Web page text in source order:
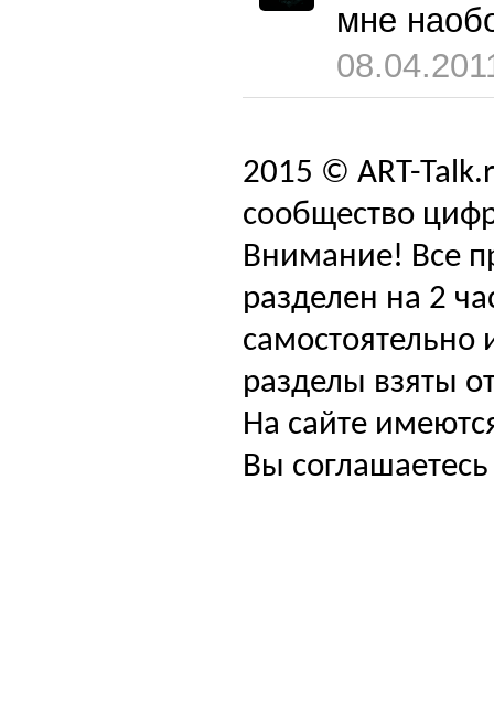
мне
2015 © ART-
сообщество
Внимание! Все
разделен на 2
самостоятельно
разделы взяты
На сайте
Вы